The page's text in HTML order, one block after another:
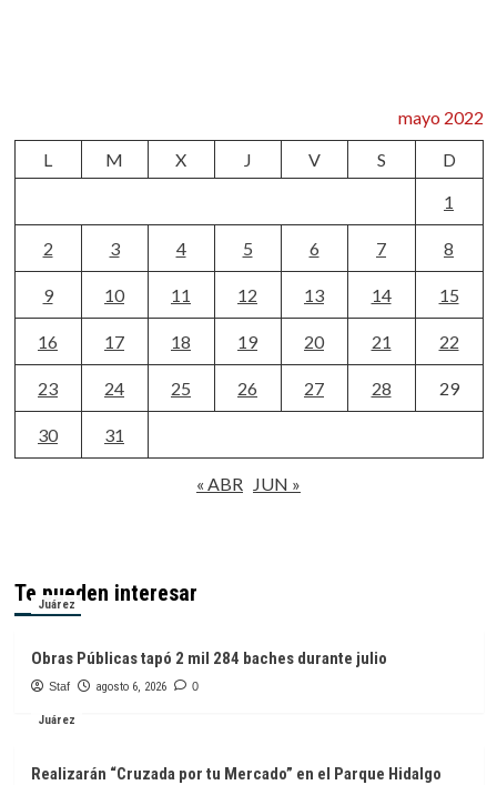
mayo 2022
L
M X J V S
D
1
2 3 4 5 6 7 8
9 10 11 12 13 14 15
16 17 18 19 20 21 22
23 24 25 26 27 28 29
30 31
« ABR JUN »
Te pueden interesar
Juárez
Obras Públicas tapó 2 mil 284 baches durante julio
Staf agosto 6, 2026 0
Juárez
Realizarán “Cruzada por tu Mercado” en el Parque Hidalgo